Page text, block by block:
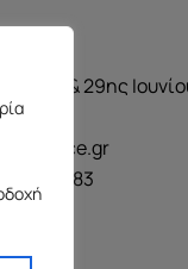
Μελά & 29ης
62100
02583